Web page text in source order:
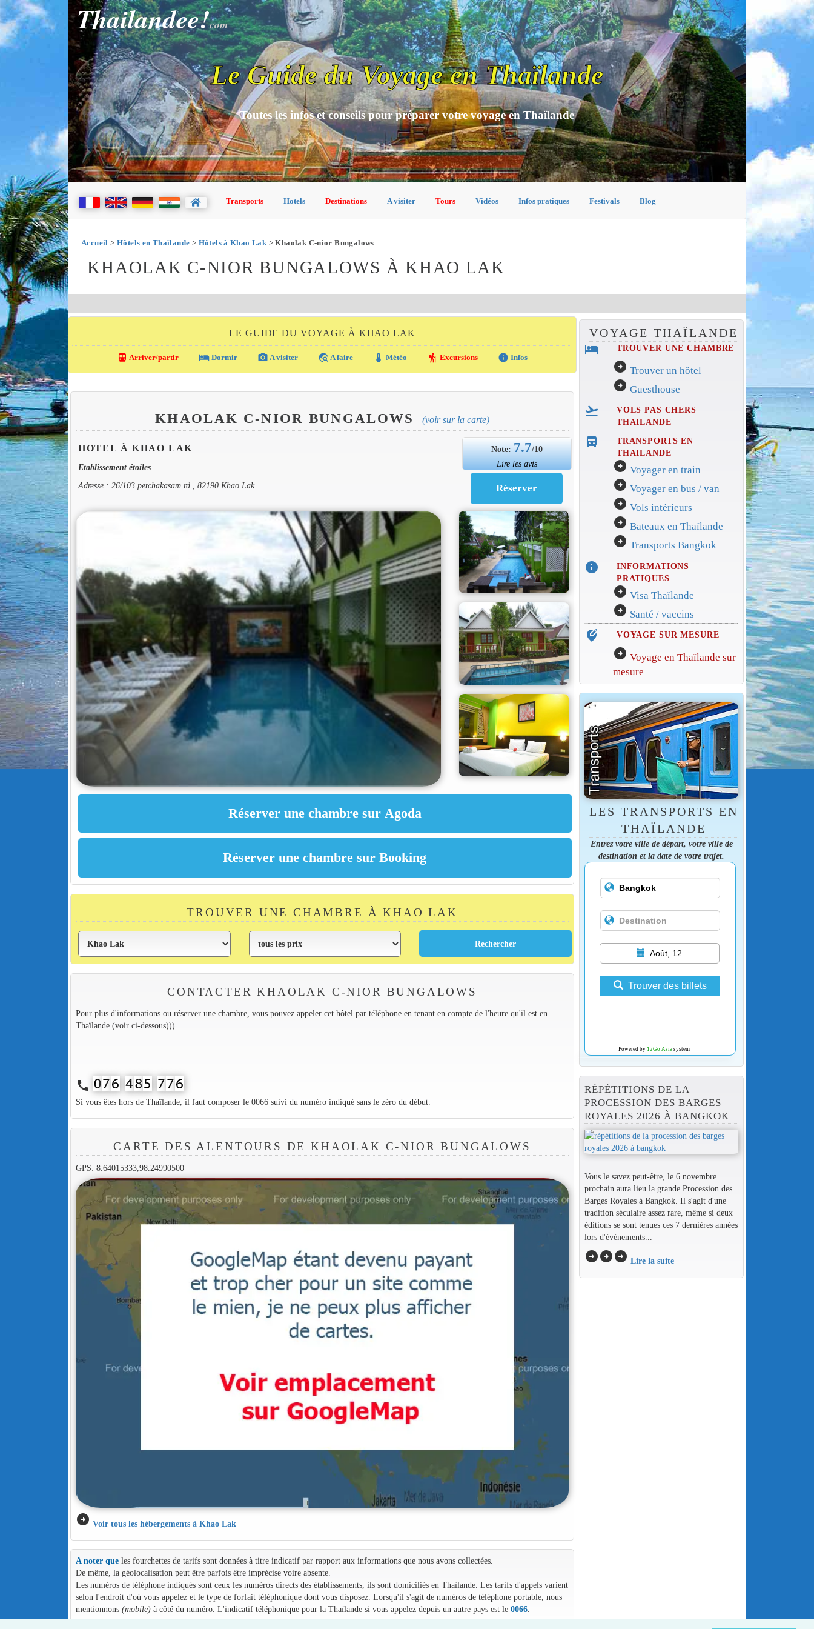
Thailandee!com
Le Guide du Voyage en Thaïlande
Toutes les infos et conseils pour préparer votre voyage en Thaïlande
Transports Hotels Destinations A visiter Tours Vidéos Infos pratiques Festivals Blog
Accueil > Hôtels en Thaïlande > Hôtels à Khao Lak > Khaolak C-nior Bungalows
KHAOLAK C-NIOR BUNGALOWS À KHAO LAK
LE GUIDE DU VOYAGE À KHAO LAK
directions_transit Arriver/partir local_hotel Dormir photo_camera A visiter travel_explore A faire thermostat Météo hiking Excursions info Infos
KHAOLAK C-NIOR BUNGALOWS (voir sur la carte)
HOTEL À KHAO LAK
Etablissement étoiles
Adresse : 26/103 petchakasam rd., 82190 Khao Lak
Note: 7.7/10
Lire les avis
TROUVER UNE CHAMBRE À KHAO LAK
CONTACTER KHAOLAK C-NIOR BUNGALOWS
Pour plus d'informations ou réserver une chambre, vous pouvez appeler cet hôtel par téléphone en tenant en compte de l'heure qu'il est en
Thaïlande (voir ci-dessous)))
call
Si vous êtes hors de Thaïlande, il faut composer le 0066 suivi du numéro indiqué sans le zéro du début.
CARTE DES ALENTOURS DE KHAOLAK C-NIOR BUNGALOWS
GPS: 8.64015333,98.24990500
arrow_circle_right Voir tous les hébergements à Khao Lak
A noter queles fourchettes de tarifs sont données à titre indicatif par rapport aux informations que nous avons collectées.
De même, la géolocalisation peut être parfois être imprécise voire absente.
Les numéros de téléphone indiqués sont ceux les numéros directs des établissements, ils sont domiciliés en Thaïlande. Les tarifs d'appels varient
selon l'endroit d'où vous appelez et le type de forfait téléphonique dont vous disposez. Lorsqu'il s'agit de numéros de téléphone portable, nous
mentionnons (mobile)à côté du numéro. L'indicatif téléphonique pour la Thaïlande si vous appelez depuis un autre pays est le 0066.
VOYAGE THAÏLANDE
hotel TROUVER UNE CHAMBRE
arrow_circle_right Trouver un hôtel
arrow_circle_right Guesthouse
flight_takeoff
VOLS PAS CHERS
THAILANDE
directions_bus_filled
TRANSPORTS EN
THAILANDE
arrow_circle_right Voyager en train
arrow_circle_right Voyager en bus / van
arrow_circle_right Vols intérieurs
arrow_circle_right Bateaux en Thaïlande
arrow_circle_right Transports Bangkok
info
INFORMATIONS
PRATIQUES
arrow_circle_right Visa Thaïlande
arrow_circle_right Santé / vaccins
edit_location_alt VOYAGE SUR MESURE
arrow_circle_right Voyage en Thaïlande sur
mesure
LES TRANSPORTS EN
THAÏLANDE
Entrez votre ville de départ, votre ville de
destination et la date de votre trajet.
Août, 12
Trouver des billets
Powered by 12Go Asiasystem
RÉPÉTITIONS DE LA
PROCESSION DES BARGES
ROYALES 2026 À BANGKOK
Vous le savez peut-être, le 6 novembre
prochain aura lieu la grande Procession des
Barges Royales à Bangkok. Il s'agit d'une
tradition séculaire assez rare, même si deux
éditions se sont tenues ces 7 dernières années
lors d'événements...
arrow_circle_rightarrow_circle_rightarrow_circle_right Lire la suite